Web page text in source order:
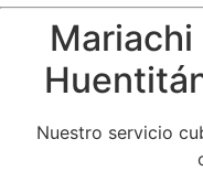
Mariachi
Nuestro servicio